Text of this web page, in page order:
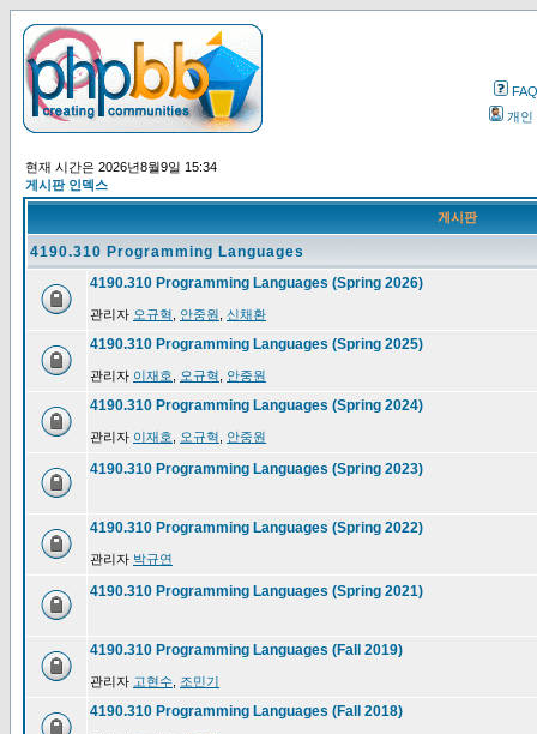
FAQ
개인
현재 시간은 2026년8월9일 15:34
게시판 인덱스
게시판
4190.310 Programming Languages
4190.310 Programming Languages (Spring 2026)
관리자 오규혁 안중원 신채환
4190.310 Programming Languages (Spring 2025)
관리자 이재호 오규혁 안중원
4190.310 Programming Languages (Spring 2024)
관리자 이재호 오규혁 안중원
4190.310 Programming Languages (Spring 2023)
4190.310 Programming Languages (Spring 2022)
관리자 박규연
4190.310 Programming Languages (Spring 2021)
4190.310 Programming Languages (Fall 2019)
관리자 고현수 조민기
4190.310 Programming Languages (Fall 2018)